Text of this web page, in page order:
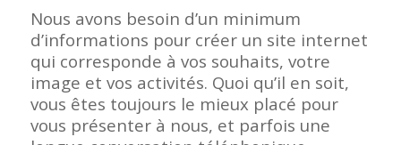
Nous avons besoin d’un minimum
d’informations pour créer un site internet
qui corresponde à vos souhaits, votre
image et vos activités. Quoi qu’il en soit,
vous êtes toujours le mieux placé pour
vous présenter à nous, et parfois une